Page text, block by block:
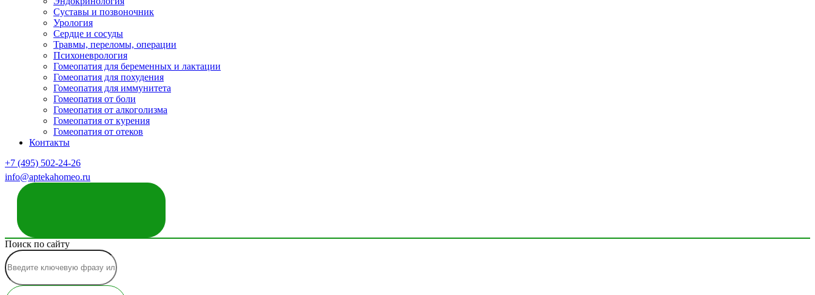
Суставы и позвоночник
Урология
Сердце и сосуды
Травмы, переломы, операции
Психоневрология
Гомеопатия для беременных и лактации
Гомеопатия для похудения
Гомеопатия для иммунитета
Гомеопатия от боли
Гомеопатия от алкоголизма
Гомеопатия от курения
Гомеопатия от отеков
Контакты
+7 (495) 502-24-26
info@aptekahomeo.ru
Поиск по сайту